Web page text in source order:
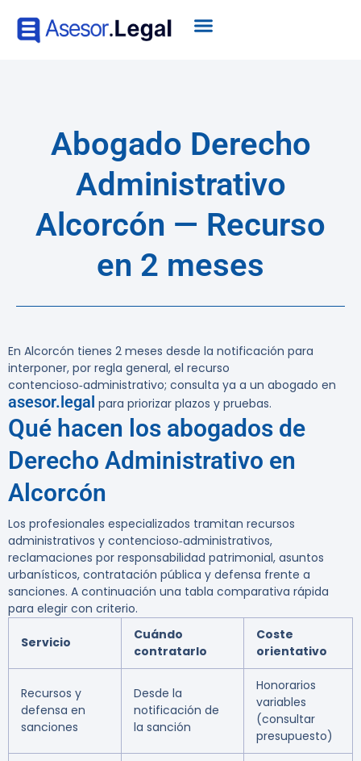
Abogado Derecho
Administrativo
Alcorcón — Recurso
en 2 meses
En Alcorcón tienes 2 meses desde la notificación para
interponer, por regla general, el recurso
contencioso‑administrativo; consulta ya a un abogado en
asesor.legal para priorizar plazos y pruebas.
Qué hacen los abogados de
Derecho Administrativo en
Alcorcón
Los profesionales especializados tramitan recursos
administrativos y contencioso‑administrativos,
reclamaciones por responsabilidad patrimonial, asuntos
urbanísticos, contratación pública y defensa frente a
sanciones. A continuación una tabla comparativa rápida
para elegir con criterio.
Servicio
Cuándo
contratarlo
Coste
orientativo
Recursos y
defensa en
sanciones
Desde la
notificación de
la sanción
Honorarios
variables
(consultar
presupuesto)